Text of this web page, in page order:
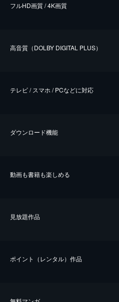
フルHD画質 / 4K画質
⾼⾳質（DOLBY DIGITAL PLUS）
テレビ / スマホ / PCなどに対応
ダウンロード機能
動画も書籍も楽しめる
⾒放題作品
ポイント（レンタル）作品